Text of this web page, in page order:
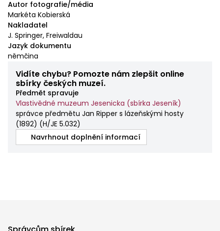
Autor fotografie/média
Markéta Kobierská
Nakladatel
J. Springer, Freiwaldau
Jazyk dokumentu
němčina
Vidíte chybu? Pomozte nám zlepšit online
sbírky českých muzeí.
Předmět spravuje
Vlastivědné muzeum Jesenicka (sbírka Jeseník)
správce předmětu Jan Ripper s lázeňskými hosty
(1892) (H/JE 5.032)
Navrhnout doplnění informací